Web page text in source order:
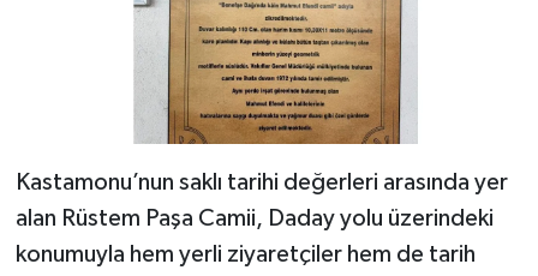
Kastamonu’nun saklı tarihi değerleri arasında yer
alan Rüstem Paşa Camii, Daday yolu üzerindeki
konumuyla hem yerli ziyaretçiler hem de tarih